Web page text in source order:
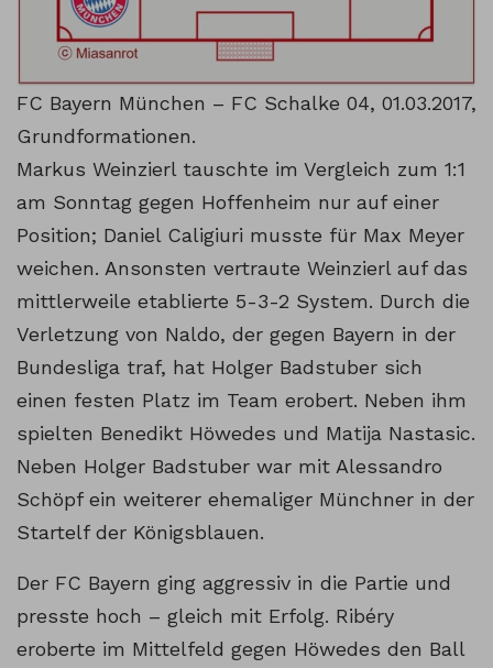
FC Bayern München – FC Schalke 04, 01.03.2017,
Grundformationen.
Markus Weinzierl tauschte im Vergleich zum 1:1
am Sonntag gegen Hoffenheim nur auf einer
Position; Daniel Caligiuri musste für Max Meyer
weichen. Ansonsten vertraute Weinzierl auf das
mittlerweile etablierte 5-3-2 System. Durch die
Verletzung von Naldo, der gegen Bayern in der
Bundesliga traf, hat Holger Badstuber sich
einen festen Platz im Team erobert. Neben ihm
spielten Benedikt Höwedes und Matija Nastasic.
Neben Holger Badstuber war mit Alessandro
Schöpf ein weiterer ehemaliger Münchner in der
Startelf der Königsblauen.
Der FC Bayern ging aggressiv in die Partie und
presste hoch – gleich mit Erfolg. Ribéry
eroberte im Mittelfeld gegen Höwedes den Ball